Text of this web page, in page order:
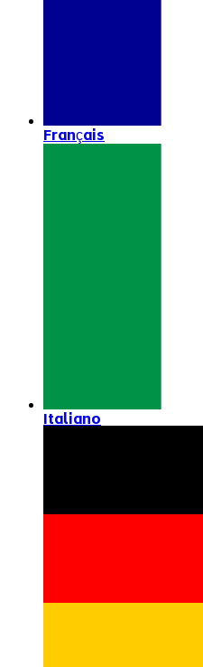
Français
Italiano